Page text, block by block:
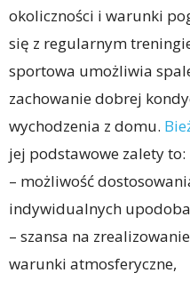
okoliczności i warunki
się z regularnym
sportowa umożliwia
zachowanie dobrej
wychodzenia z domu.
jej podstawowe zalety to:
– możliwość
indywidualnych
– szansa na
warunki atmosferyczne,